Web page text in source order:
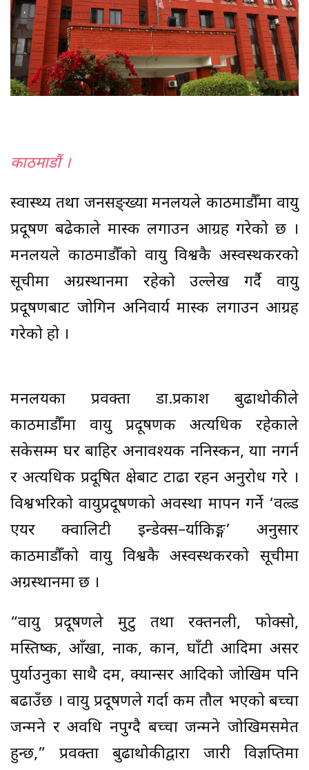
काठमाडौं ।
स्वास्थ्य तथा जनसङ्ख्या मन्त्रालयले काठमाडौँमा वायु
प्रदूषण बढेकाले मास्क लगाउन आग्रह गरेको छ ।
मन्त्रालयले काठमाडौँको वायु विश्वकै अस्वस्थकरको
सूचीमा अग्रस्थानमा रहेको उल्लेख गर्दै वायु
प्रदूषणबाट जोगिन अनिवार्य मास्क लगाउन आग्रह
गरेको हो ।
मन्त्रालयका प्रवक्ता डा.प्रकाश बुढाथोकीले
काठमाडौँमा वायु प्रदूषणक अत्यधिक रहेकाले
सकेसम्म घर बाहिर अनावश्यक ननिस्कन, यात्रा नगर्न
र अत्यधिक प्रदूषित क्षेत्रबाट टाढा रहन अनुरोध गरे ।
विश्वभरिको वायुप्रदूषणको अवस्था मापन गर्ने ‘वल्र्ड
एयर क्वालिटी इन्डेक्स–र्या‍किङ्ग’ अनुसार
काठमाडौँको वायु विश्वकै अस्वस्थकरको सूचीमा
अग्रस्थानमा छ ।
“वायु प्रदूषणले मुटु तथा रक्तनली, फोक्सो,
मस्तिष्क, आँखा, नाक, कान, घाँटी आदिमा असर
पुर्या‍उनुका साथै दम, क्यान्सर आदिको जोखिम पनि
बढाउँछ । वायु प्रदूषणले गर्दा कम तौल भएको बच्चा
जन्मने र अवधि नपुग्दै बच्चा जन्मने जोखिमसमेत
हुन्छ,” प्रवक्ता बुढाथोकीद्वारा जारी विज्ञप्तिमा